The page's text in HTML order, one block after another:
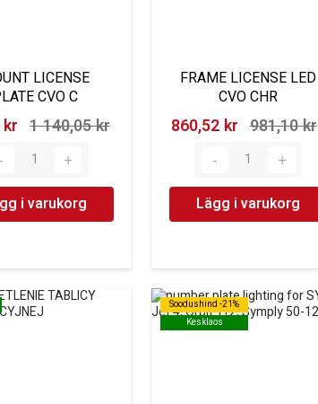
LICENSE
CVO C
1 140,05 kr‎
i varukorg
FRAME LICENSE LED
CVO CHR
860,52 kr‎ 981,10 kr‎
Lägg i varukorg
Soodushind -21%
Kesklaos
Soodushind -21%
Kesklaos